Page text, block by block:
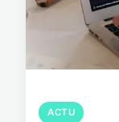
ACTU